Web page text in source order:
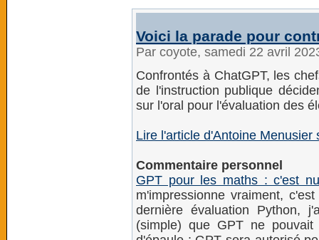
Voici la parade pour
Par coyote, samedi 22 avril
Confrontés à ChatGPT, les
de l'instruction publique
sur l'oral pour l'évaluation des
Lire l'article d'Antoine Menusier
Commentaire personnel
GPT pour les maths : c'est
m'impressionne vraiment,
dernière évaluation Python,
(simple) que GPT ne